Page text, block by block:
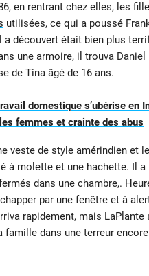
en rentrant chez elles, les
utilisées, ce qui a poussé
a découvert était bien plus
une armoire, il trouva Daniel
de Tina âgé de 16 ans.
domestique s’ubérise en
femmes et crainte des abus
veste de style amérindien et
à molette et une hachette. Il a
dans une chambre,.
par une fenêtre et à
rapidement, mais LaPlante
famille dans une terreur